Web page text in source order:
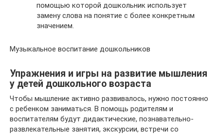
помощью которой дошкольник использует
замену слова на понятие с более конкретным
значением.
Музыкальное воспитание дошкольников
Упражнения и игры на развитие мышления
у детей дошкольного возраста
Чтобы мышление активно развивалось, нужно постоянно
с ребенком заниматься. В помощь родителям и
воспитателям будут дидактические, познавательно-
развлекательные занятия, экскурсии, встречи со